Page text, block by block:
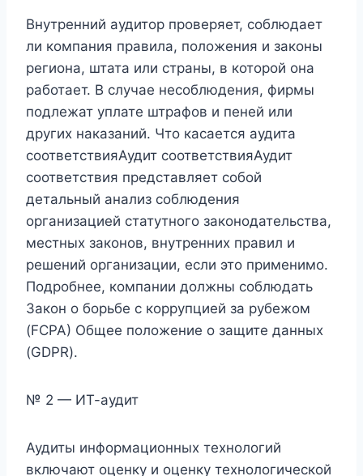
Внутренний аудитор проверяет, соблюдает
ли компания правила, положения и законы
региона, штата или страны, в которой она
работает. В случае несоблюдения, фирмы
подлежат уплате штрафов и пеней или
других наказаний. Что касается аудита
соответствияАудит соответствияАудит
соответствия представляет собой
детальный анализ соблюдения
организацией статутного законодательства,
местных законов, внутренних правил и
решений организации, если это применимо.
Подробнее, компании должны соблюдать
Закон о борьбе с коррупцией за рубежом
(FCPA) Общее положение о защите данных
(GDPR).
№ 2 — ИТ-аудит
Аудиты информационных технологий
включают оценку и оценку технологической